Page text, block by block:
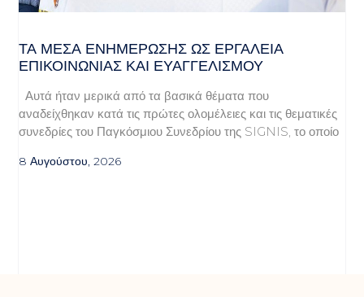
ΤΑ ΜΈΣΑ ΕΝΗΜΈΡΩΣΗΣ ΩΣ ΕΡΓΑΛΕΊΑ
ΕΠΙΚΟΙΝΩΝΊΑΣ ΚΑΙ ΕΥΑΓΓΕΛΙΣΜΟΎ
Αυτά ήταν μερικά από τα βασικά θέματα που
αναδείχθηκαν κατά τις πρώτες ολομέλειες και τις θεματικές
συνεδρίες του Παγκόσμιου Συνεδρίου της SIGNIS, το οποίο
8 Αυγούστου, 2026